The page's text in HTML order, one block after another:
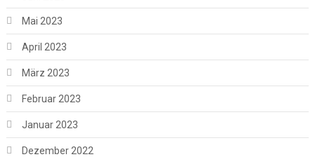
Mai 2023
April 2023
März 2023
Februar 2023
Januar 2023
Dezember 2022